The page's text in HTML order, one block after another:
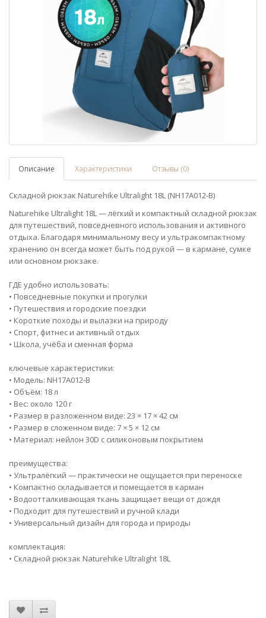
Описание Характеристики Отзывы (0)
Складной рюкзак Naturehike Ultralight 18L (NH17A012-B)
Naturehike Ultralight 18L — лёгкий и компактный складной рюкзак
для путешествий, повседневного использования и активного
отдыха. Благодаря минимальному весу и ультракомпактному
хранению он всегда может быть под рукой — в кармане, сумке
или основном рюкзаке.
ГДЕ удобно использовать:
• Повседневные покупки и прогулки
• Путешествия и городские поездки
• Короткие походы и вылазки на природу
• Спорт, фитнес и активный отдых
• Школа, учёба и сменная форма
ключевые характеристики:
• Модель: NH17A012-B
• Объём: 18 л
• Вес: около 120 г
• Размер в разложенном виде: 23 × 17 × 42 см
• Размер в сложенном виде: 7 × 5 × 12 см
• Материал: нейлон 30D с силиконовым покрытием
преимущества:
• Ультралёгкий — практически не ощущается при переноске
• Компактно складывается и помещается в карман
• Водоотталкивающая ткань защищает вещи от дождя
• Подходит для путешествий и ручной клади
• Универсальный дизайн для города и природы
комплектация:
• Складной рюкзак Naturehike Ultralight 18L